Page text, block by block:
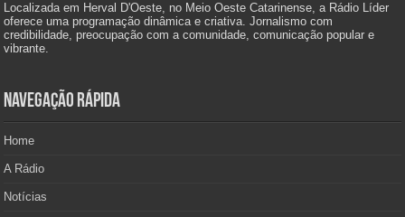
Localizada em Herval D'Oeste, no Meio Oeste Catarinense, a Rádio Líder
oferece uma programação dinâmica e criativa. Jornalismo com
credibilidade, preocupação com a comunidade, comunicação popular e
vibrante.
Navegação Rápida
Home
A Rádio
Notícias